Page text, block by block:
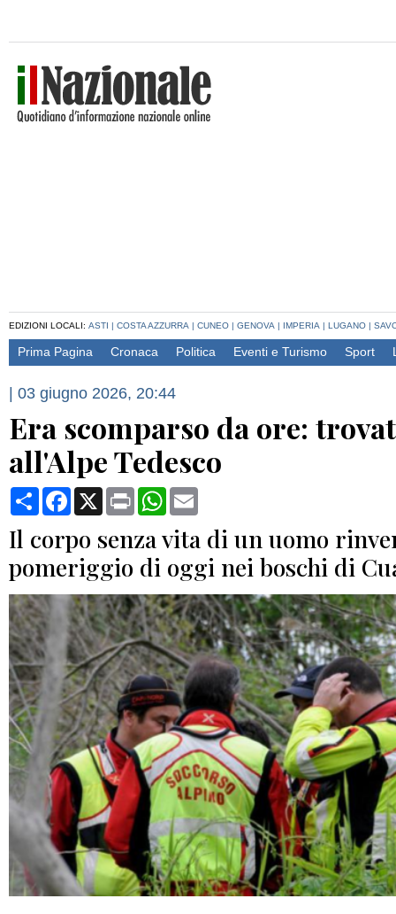
EDIZIONI LOCALI: ASTI | COSTA AZZURRA | CUNEO | GENOVA | IMPERIA | LUGANO |
Prima Pagina Cronaca Politica Eventi e Turismo Sport
| 03 giugno 2026, 20:44
Era scomparso da ore:
all'Alpe Tedesco
CondividiFacebook
X Print WhatsApp
Il corpo senza vita di un uomo
pomeriggio di oggi nei boschi di